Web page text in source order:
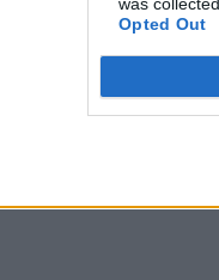
Opted Out
kötéslistái
MÁR ELŐFIZETŐNK